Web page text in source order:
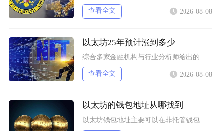
查看全文 2026-08-08
以太坊25年预计涨到多少
综合多家金融机构与行业分析师给出的行情推演，以太坊2025年将呈现区间分化走势，基准预期价
查看全文 2026-08-08
以太坊的钱包地址从哪找到